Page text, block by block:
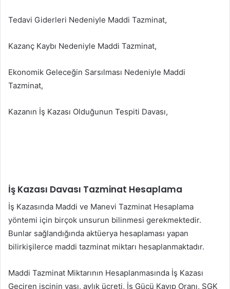
Tedavi Giderleri Nedeniyle Maddi Tazminat,
Kazanç Kaybı Nedeniyle Maddi Tazminat,
Ekonomik Geleceğin Sarsılması Nedeniyle Maddi
Tazminat,
Kazanın İş Kazası Olduğunun Tespiti Davası,
İş Kazası Davası Tazminat Hesaplama
İş Kazasında Maddi ve Manevi Tazminat Hesaplama
yöntemi için birçok unsurun bilinmesi gerekmektedir.
Bunlar sağlandığında aktüerya hesaplaması yapan
bilirkişilerce maddi tazminat miktarı hesaplanmaktadır.
Maddi Tazminat Miktarının Hesaplanmasında İş Kazası
Geçiren işçinin yaşı, aylık ücreti, İş Gücü Kayıp Oranı, SGK